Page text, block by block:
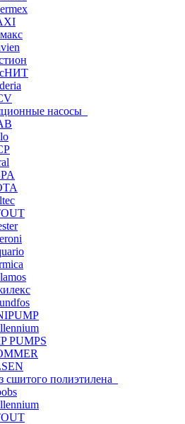
насосы
PUMPS
сшитого полиэтилена